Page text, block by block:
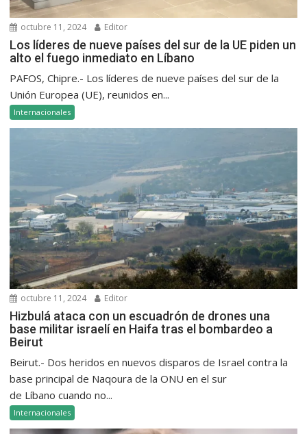
octubre 11, 2024 Editor
Los líderes de nueve países del sur de la UE piden un
alto el fuego inmediato en Líbano
PAFOS, Chipre.- Los líderes de nueve países del sur de la
Unión Europea (UE), reunidos en...
Internacionales
octubre 11, 2024 Editor
Hizbulá ataca con un escuadrón de drones una
base militar israelí en Haifa tras el bombardeo a
Beirut
Beirut.- Dos heridos en nuevos disparos de Israel contra la
base principal de Naqoura de la ONU en el sur
de Líbano cuando no...
Internacionales